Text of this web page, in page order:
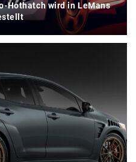
Hothatch wird in LeMans